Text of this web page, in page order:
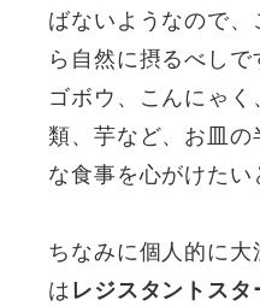
ばないようなので
ら自然に摂るべしで
ゴボウ、こんにゃ
類、芋など、お皿
な食事を心がけたい
ちなみに個人的に
はレジスタントスタ